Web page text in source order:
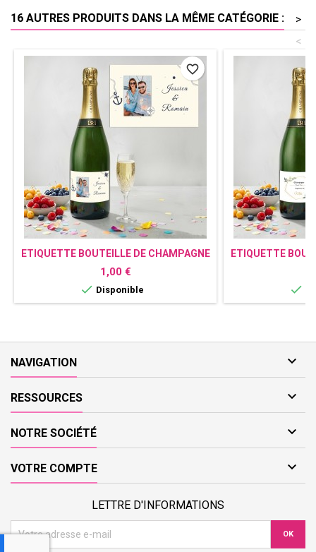
16 AUTRES PRODUITS DANS LA MÊME CATÉGORIE :
>
<
ETIQUETTE BOUTEILLE DE CHAMPAGNE
PERSONNALISÉE AVEC PHOTO - MARIN
Prix
1,00 €
 Disponible
favorite_border
ETIQUETTE

NAVIGATION 
RESSOURCES 
NOTRE SOCIÉTÉ 
VOTRE COMPTE 
LETTRE D'INFORMATIONS